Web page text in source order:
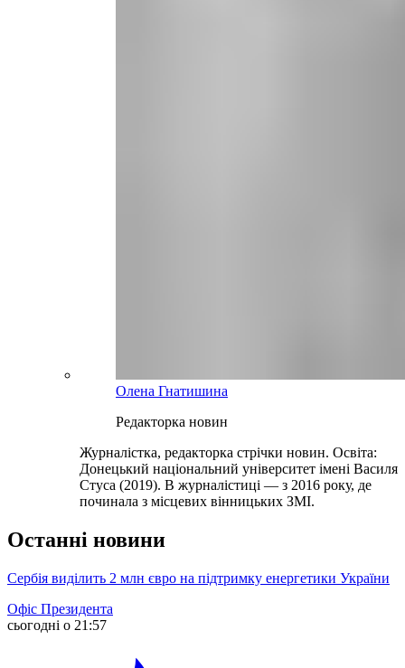
Олена Гнатишина
Редакторка новин
Журналістка, редакторка стрічки новин. Освіта:
Донецький національний університет імені Василя
Стуса (2019). В журналістиці — з 2016 року, де
починала з місцевих вінницьких ЗМІ.
Останні новини
Сербія виділить 2 млн євро на підтримку енергетики України
Офіс Президента
сьогодні о 21:57